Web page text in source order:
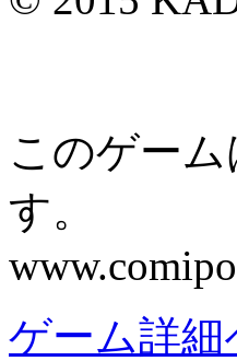
このゲー
す。
ゲーム詳細